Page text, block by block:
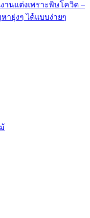
12
ตัวอย่าง
านแต่งเพราะพิษโควิด –
ายุ่งๆ ได้แบบง่ายๆ